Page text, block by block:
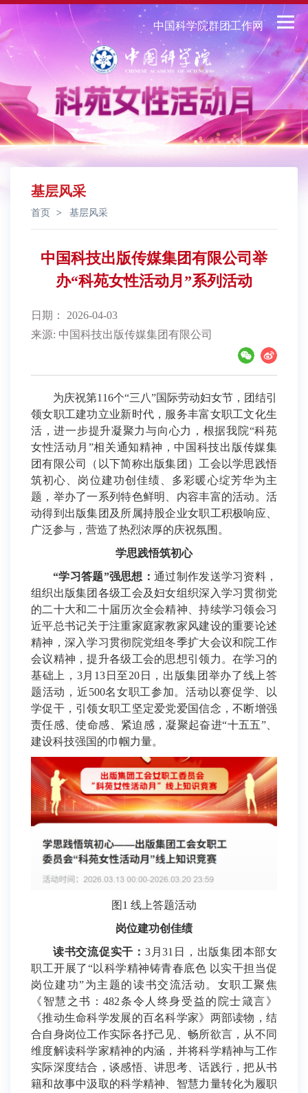
中国科学院群团工作网
基层风采
首页 基层风采
中国科技出版传媒集团有限公司举
办“科苑女性活动月”系列活动
日期： 2026-04-03
来源: 中国科技出版传媒集团有限公司
为庆祝第116个“三八”国际劳动妇女节，团结引
领女职工建功立业新时代，服务丰富女职工文化生
活，进一步提升凝聚力与向心力，根据我院“科苑
女性活动月”相关通知精神，中国科技出版传媒集
团有限公司（以下简称出版集团）工会以学思践悟
筑初心、岗位建功创佳绩、多彩暖心绽芳华为主
题，举办了一系列特色鲜明、内容丰富的活动。活
动得到出版集团及所属持股企业女职工积极响应、
广泛参与，营造了热烈浓厚的庆祝氛围。
学思践悟筑初心
“学习答题”强思想： 通过制作发送学习资料，
组织出版集团各级工会及妇女组织深入学习贯彻党
的二十大和二十届历次全会精神、持续学习领会习
近平总书记关于注重家庭家教家风建设的重要论述
精神，深入学习贯彻院党组冬季扩大会议和院工作
会议精神，提升各级工会的思想引领力。在学习的
基础上，3月13日至20日，出版集团举办了线上答
题活动，近500名女职工参加。活动以赛促学、以
学促干，引领女职工坚定爱党爱国信念，不断增强
责任感、使命感、紧迫感，凝聚起奋进“十五五”、
建设科技强国的巾帼力量。
图1 线上答题活动
岗位建功创佳绩
读书交流促实干： 3月31日，出版集团本部女
职工开展了“以科学精神铸青春底色 以实干担当促
岗位建功”为主题的读书交流活动。女职工聚焦
《智慧之书：482条令人终身受益的院士箴言》
《推动生命科学发展的百名科学家》两部读物，结
合自身岗位工作实际各抒己见、畅所欲言，从不同
维度解读科学家精神的内涵，并将科学精神与工作
实际深度结合，谈感悟、讲思考、话践行，把从书
籍和故事中汲取的科学精神、智慧力量转化为履职